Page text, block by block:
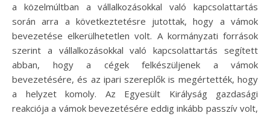
a közelmúltban a vállalkozásokkal való kapcsolattartás
során arra a következtetésre jutottak, hogy a vámok
bevezetése elkerülhetetlen volt. A kormányzati források
szerint a vállalkozásokkal való kapcsolattartás segített
abban, hogy a cégek felkészüljenek a vámok
bevezetésére, és az ipari szereplők is megértették, hogy
a helyzet komoly. Az Egyesült Királyság gazdasági
reakciója a vámok bevezetésére eddig inkább passzív volt,